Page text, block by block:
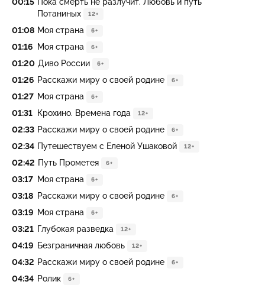
Потаниных
12+
01:08 Моя страна 6+
01:16 Моя страна 6+
01:20 Диво России 6+
01:26 Расскажи миру о своей родине 6+
01:27 Моя страна 6+
01:31 Крохино. Времена года 12+
02:33 Расскажи миру о своей родине 6+
02:34 Путешествуем с Еленой Ушаковой 12+
02:42 Путь Прометея 6+
03:17 Моя страна 6+
03:18 Расскажи миру о своей родине 6+
03:19 Моя страна 6+
03:21 Глубокая разведка 12+
04:19 Безграничная любовь 12+
04:32 Расскажи миру о своей родине 6+
04:34 Ролик 6+